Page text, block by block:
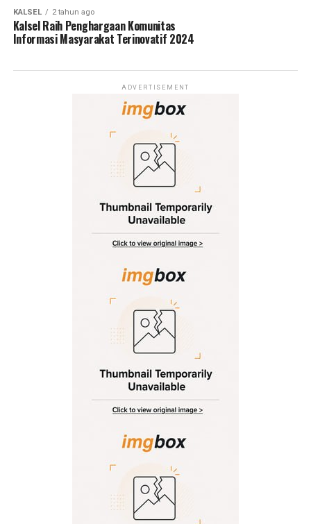
KALSEL 2 tahun ago
Kalsel Raih Penghargaan Komunitas
Informasi Masyarakat Terinovatif 2024
ADVERTISEMENT